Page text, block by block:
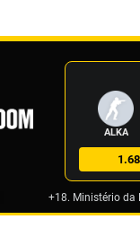
ALKA
1.68
+18. Ministério da